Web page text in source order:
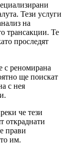
Тези услуги
на
трансакции. Те
проследят
с реномирана
ще поискат
с нея
че тези
откраднати
прави
им.